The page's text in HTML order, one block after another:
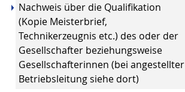
Nachweis über die Qualifikation
(Kopie Meisterbrief,
Technikerzeugnis etc.) des oder der
Gesellschafter beziehungsweise
Gesellschafterinnen (bei angestellter
Betriebsleitung siehe dort)